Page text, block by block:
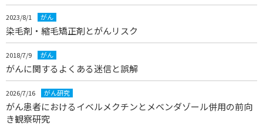
2023/8/1 がん
染毛剤・縮毛矯正剤とがんリスク
2018/7/9 がん
がんに関するよくある迷信と誤解
2026/7/16 がん研究
がん患者におけるイベルメクチンとメベンダゾール併用の前向
き観察研究